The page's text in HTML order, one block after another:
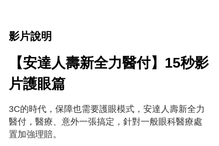
影片說明
【安達人壽新全力醫付】15秒影
片護眼篇
3C的時代，保障也需要護眼模式，安達人壽新全力
醫付，醫療、意外一張搞定，針對一般眼科醫療處
置加強理賠。